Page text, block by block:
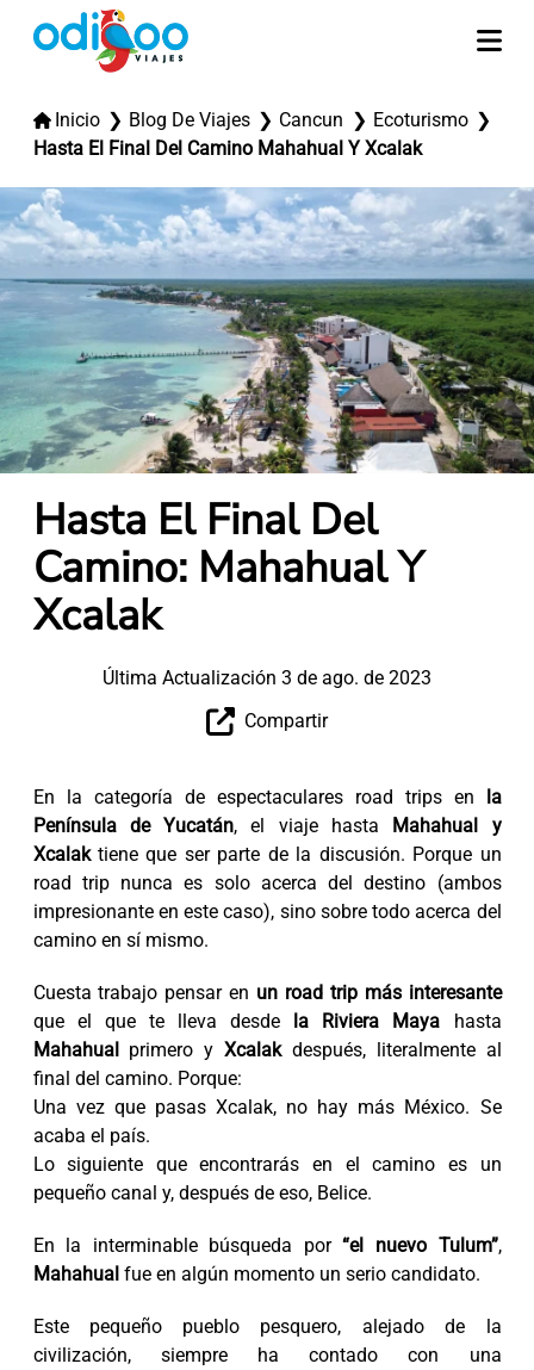
Inicio Blog De Viajes Cancun
Ecoturismo
Hasta El Final Del Camino Mahahual Y Xcalak
Hasta El Final Del
Camino: Mahahual Y
Xcalak
Última Actualización 3 de ago. de 2023
Compartir
En la categoría de espectaculares road trips en la
Península de Yucatán, el viaje hasta
Mahahual y
Xcalaktiene que ser parte de la discusión. Porque un
road trip nunca es solo acerca del destino (ambos
impresionante en este caso), sino sobre todo acerca del
camino en sí mismo.
Cuesta trabajo pensar en un road trip más interesante
que el que te lleva desde la Riviera Maya hasta
Mahahualprimero y Xcalakdespués, literalmente al
final del camino. Porque:
Una vez que pasas Xcalak, no hay más México. Se
acaba el país.
Lo siguiente que encontrarás en el camino es un
pequeño canal y, después de eso, Belice.
En la interminable búsqueda por“el nuevo Tulum”,
Mahahualfue en algún momento un serio candidato.
Este pequeño pueblo pesquero, alejado de la
civilización, siempre ha contado con una